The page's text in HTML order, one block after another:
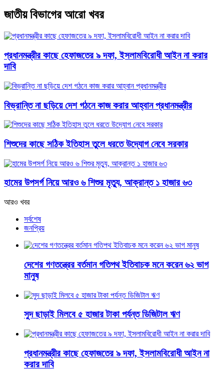
জাতীয় বিভাগের আরো খবর
প্রধানমন্ত্রীর কাছে হেফাজতের ৯ দফা, ইসলামবিরোধী আইন না করার
দাবি
বিভ্রান্তি না ছড়িয়ে দেশ গঠনে কাজ করার আহ্বান প্রধানমন্ত্রীর
শিশুদের কাছে সঠিক ইতিহাস তুলে ধরতে উদ্যোগ নেবে সরকার
হামের উপসর্গ নিয়ে আরও ৬ শিশুর মৃত্যু, আক্রান্ত ১ হাজার ৬৩
আরও খবর
সর্বশেষ
জনপ্রিয়
দেশের গণতন্ত্রের বর্তমান গতিপথ ইতিবাচক মনে করেন ৬২ ভাগ
মানুষ
সুদ ছাড়াই মিলবে ৫ হাজার টাকা পর্যন্ত ডিজিটাল ঋণ
প্রধানমন্ত্রীর কাছে হেফাজতের ৯ দফা, ইসলামবিরোধী আইন না
করার দাবি